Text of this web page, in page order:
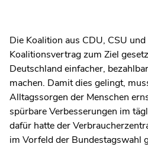
Die Koalition aus CDU, CSU
Koalitionsvertrag zum Ziel
Deutschland einfacher,
machen. Damit dies gelingt,
Alltagssorgen der Menschen
spürbare Verbesserungen im
dafür hatte der
im Vorfeld der Bundestagswahl